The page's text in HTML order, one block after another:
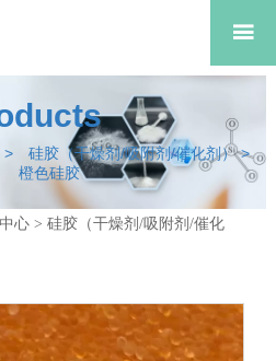

> 硅胶（干燥剂/吸附剂/催化剂）>
橙色硅胶
心> 硅胶（干燥剂/吸附剂/催化